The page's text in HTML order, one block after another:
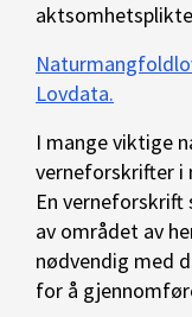
Lovdata.
I mange viktige
verneforskrifter i
En
av området av
nødvendig med
for å